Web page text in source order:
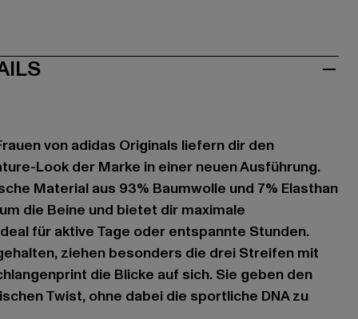
von adidas Originals liefern dir den
Look der Marke in einer neuen Ausführung.
Material aus 93% Baumwolle und 7% Elasthan
die Beine und bietet dir maximale
für aktive Tage oder entspannte Stunden.
ziehen besonders die drei Streifen mit
die Blicke auf sich. Sie geben den
Twist, ohne dabei die sportliche DNA zu